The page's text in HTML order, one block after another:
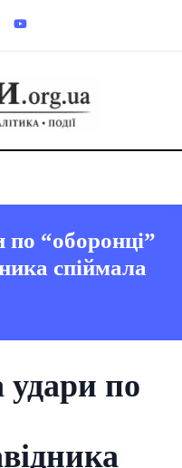
по “оборонці”
спіймала
удари по